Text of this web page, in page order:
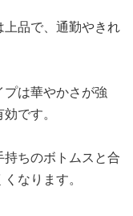
品で、通勤やきれ
は華やかさが強
です。
持ちのボトムスと合
なります。